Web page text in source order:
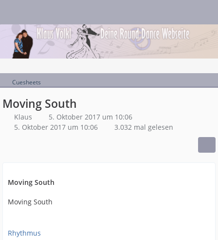
Cuesheets
Moving South
Klaus
5. Oktober 2017 um 10:06
5. Oktober 2017 um 10:06
3.032 mal gelesen
Moving South
Moving South
Rhythmus